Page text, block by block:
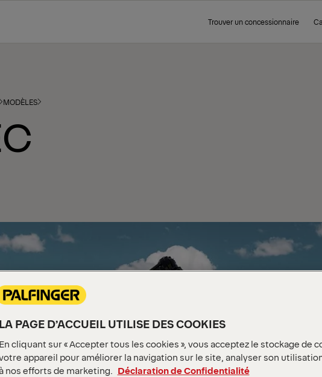
Trouver un concessionnaire
MODÈLES
LA PAGE D’ACCUEIL UTILISE DES COOKIES
En cliquant sur « Accepter tous les cookies », vous acceptez le stockage de
appareil pour améliorer la navigation sur le site, analyser son
à nos efforts de marketing.
Déclaration de Confidentialité